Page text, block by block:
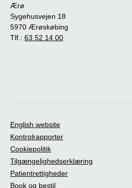
Ærø
Sygehusvejen 18
5970 Ærøskøbing
Tlf.: 63 52 14 00
English website
Kontrolrapporter
Cookiepolitik
Tilgængelighedserklæring
Patientrettigheder
Book og bestil